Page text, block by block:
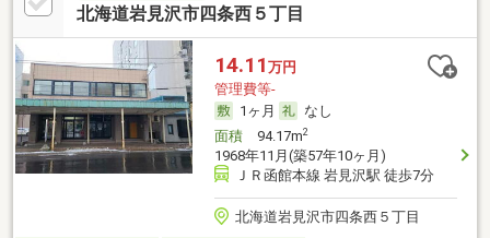
北海道岩見沢市四条西５丁目
14.11 万円
管理費等-
1ヶ月
なし
面積94.17m2
1968年11月(築57年10ヶ月)
ＪＲ函館本線 岩見沢駅 徒歩7分
北海道岩見沢市四条西５丁目